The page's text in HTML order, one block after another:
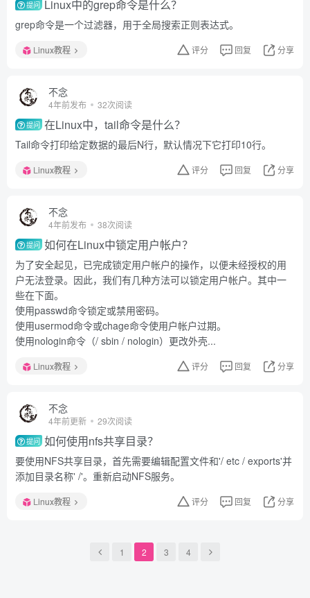
提问 Linux中的grep命令是什么？
grep命令是一个过滤器，用于全局搜索正则表达式。
Linux教程 评分 回复 分享
不念
4年前发布 32次阅读
提问 在Linux中，tail命令是什么？
Tail命令打印给定数据的最后N行，默认情况下它打印10行。
Linux教程 评分 回复 分享
不念
4年前发布 38次阅读
提问 如何在Linux中锁定用户帐户？
为了安全起见，已完成锁定用户帐户的操作，以便未经授权的用
户无法登录。因此，我们有几种方法可以锁定用户帐户。其中一
些在下面。
使用passwd命令锁定或禁用密码。
使用usermod命令或chage命令使用户帐户过期。
使用nologin命令（/ sbin / nologin）更改外壳...
Linux教程 评分 回复 分享
不念
4年前更新 29次阅读
提问 如何使用nfs共享目录？
要使用NFS共享目录，首先需要编辑配置文件和'/ etc / exports'并
添加目录名称' /'。重新启动NFS服务。
Linux教程 评分 回复 分享
1 2 3 4